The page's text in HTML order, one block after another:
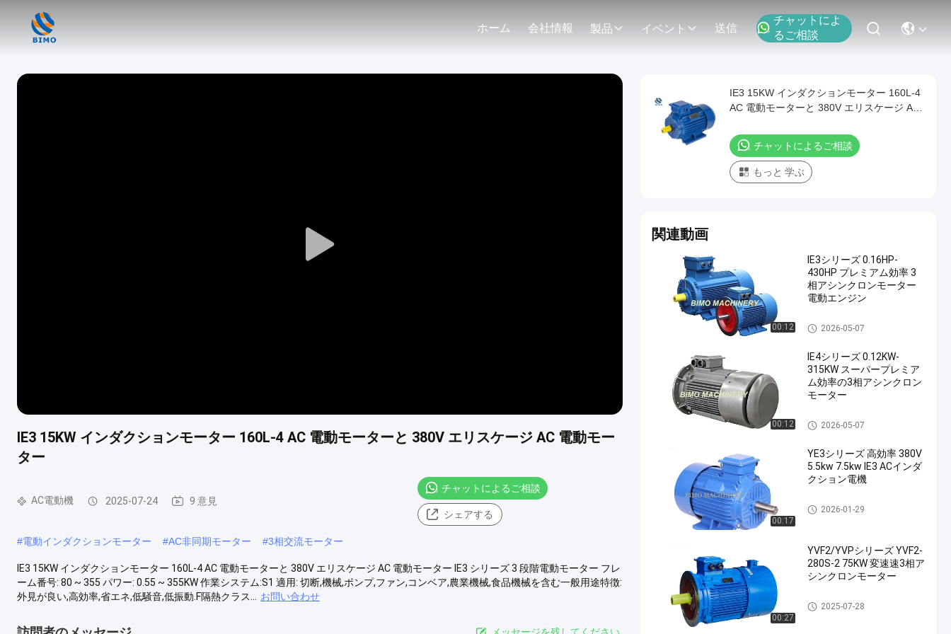
ホーム 会社情報 製品 イベント 送信
チャットによ
るご相談
Play
IE3 15KW インダクションモーター 160L-4 AC 電動モーターと 380V エリスケージ AC 電動モー
ター
AC電動機 2025-07-24 9 意見
チャットによるご相談
シェアする
#電動インダクションモーター #AC非同期モーター #3相交流モーター
IE3 15KW インダクションモーター 160L-4 AC 電動モーターと 380V エリスケージ AC 電動モーター IE3 シリーズ 3 段階電動モーター フレ
ーム番号: 80 ~ 355 パワー: 0.55 ~ 355KW 作業システム:S1 適用: 切断,機械,ポンプ,ファン,コンベア,農業機械,食品機械を含む一般用途特徴:
外見が良い,高効率,省エネ,低騒音,低振動.F隔熱クラス...
お問い合わせ
メッセージを残してください.
IE3 15KW インダクションモーター 160L-4
AC 電動モーターと 380V エリスケージ AC
チャットによるご相談
もっと 学ぶ
関連動画
00:12
IE3シリーズ 0.16HP-
430HP プレミアム効率 3
相アシンクロンモーター
電動エンジン
AC電動機
2026-05-07
00:12
IE4シリーズ 0.12KW-
315KW スーパープレミア
ム効率の3相アシンクロン
モーター
AC電動機
2026-05-07
00:17
YE3シリーズ 高効率 380V
5.5kw 7.5kw IE3 ACインダ
クション電機
AC電動機
2026-01-29
00:27
YVF2/YVPシリーズ YVF2-
280S-2 75KW 変速速3相ア
シンクロンモーター
AC電動機
2025-07-28